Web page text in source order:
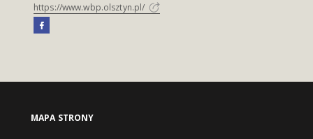
https://www.wbp.olsztyn.pl/
MAPA STRONY